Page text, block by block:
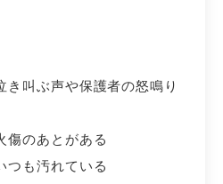
き叫ぶ声や保護者の怒鳴り
傷のあとがある
つも汚れている